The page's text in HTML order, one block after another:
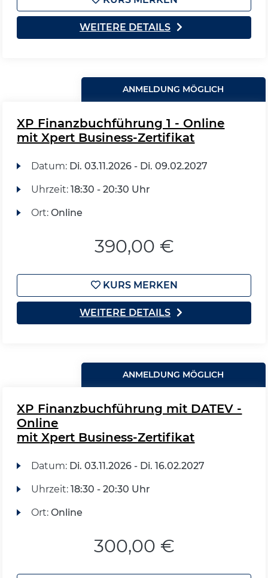
WEITERE DETAILS
ANMELDUNG MÖGLICH
XP Finanzbuchführung 1 - Online
mit Xpert Business-Zertifikat
Datum: Di. 03.11.2026 - Di. 09.02.2027
Uhrzeit: 18:30 - 20:30 Uhr
Ort: Online
390,00 €
KURS MERKEN
WEITERE DETAILS
ANMELDUNG MÖGLICH
XP Finanzbuchführung mit DATEV -
Online
mit Xpert Business-Zertifikat
Datum: Di. 03.11.2026 - Di. 16.02.2027
Uhrzeit: 18:30 - 20:30 Uhr
Ort: Online
300,00 €